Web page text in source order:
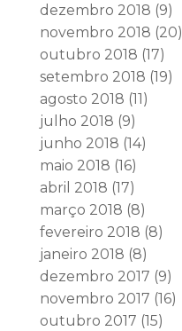
dezembro 2018 (9)
novembro 2018 (20)
outubro 2018 (17)
setembro 2018 (19)
agosto 2018 (11)
julho 2018 (9)
junho 2018 (14)
maio 2018 (16)
abril 2018 (17)
março 2018 (8)
fevereiro 2018 (8)
janeiro 2018 (8)
dezembro 2017 (9)
novembro 2017 (16)
outubro 2017 (15)